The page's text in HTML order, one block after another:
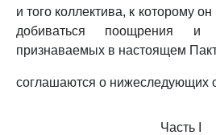
и того коллектива, к которому
добиваться поощрения и
признаваемых в настоящем
соглашаются о нижеследующих
Часть I